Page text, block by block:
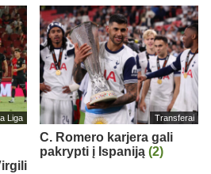
Liga Transferai
C. Romero karjera gali
pakrypti į Ispaniją (2)